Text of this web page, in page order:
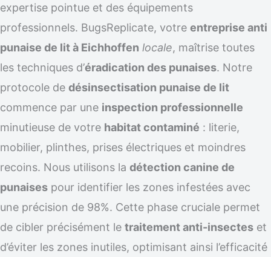
expertise pointue et des équipements
professionnels. BugsReplicate, votre entreprise anti
punaise de lit à Eichhoffen locale, maîtrise toutes
les techniques d’éradication des punaises. Notre
protocole de désinsectisation punaise de lit
commence par une inspection professionnelle
minutieuse de votre habitat contaminé : literie,
mobilier, plinthes, prises électriques et moindres
recoins. Nous utilisons la détection canine de
punaises pour identifier les zones infestées avec
une précision de 98%. Cette phase cruciale permet
de cibler précisément le traitement anti-insectes et
d’éviter les zones inutiles, optimisant ainsi l’efficacité